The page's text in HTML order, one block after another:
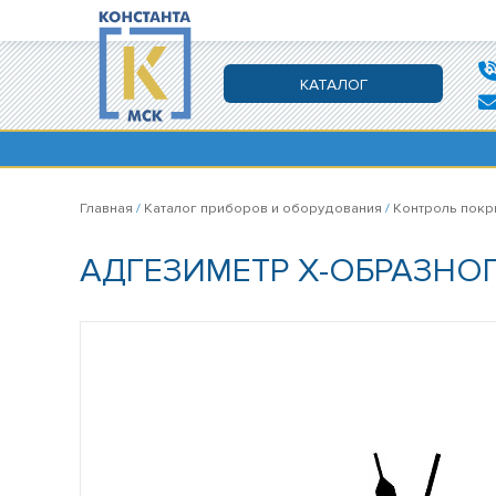
КАТАЛОГ
Главная / Каталог приборов и оборудования / Контроль
АДГЕЗИМЕТР Х-